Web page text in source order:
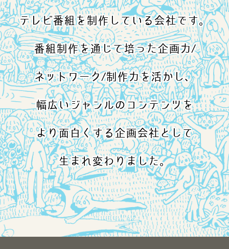
テレビ番組を制作している会社です。
番組制作を通じて培った企画力/
ネットワーク/制作力を活かし、
幅広いジャンルのコンテンツを
より面白くする企画会社として
生まれ変わりました。